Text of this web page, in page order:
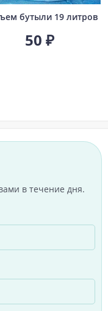
бутыли 19 литров
50 ₽
в течение дня.